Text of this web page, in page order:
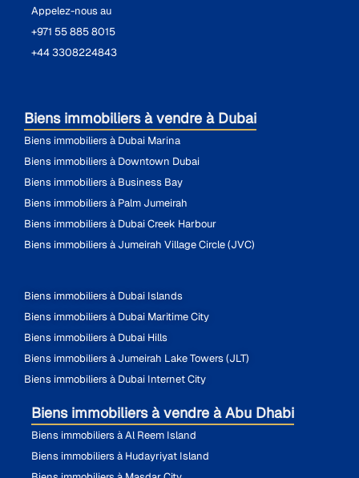
Appelez-nous au
+971 55 885 8015
+44 3308224843
Biens immobiliers à vendre à Dubai
Biens immobiliers à Dubai Marina
Biens immobiliers à Downtown Dubai
Biens immobiliers à Business Bay
Biens immobiliers à Palm Jumeirah
Biens immobiliers à Dubai Creek Harbour
Biens immobiliers à Jumeirah Village Circle (JVC)
Biens immobiliers à Dubai Islands
Biens immobiliers à Dubai Maritime City
Biens immobiliers à Dubai Hills
Biens immobiliers à Jumeirah Lake Towers (JLT)
Biens immobiliers à Dubai Internet City
Biens immobiliers à vendre à Abu Dhabi
Biens immobiliers à Al Reem Island
Biens immobiliers à Hudayriyat Island